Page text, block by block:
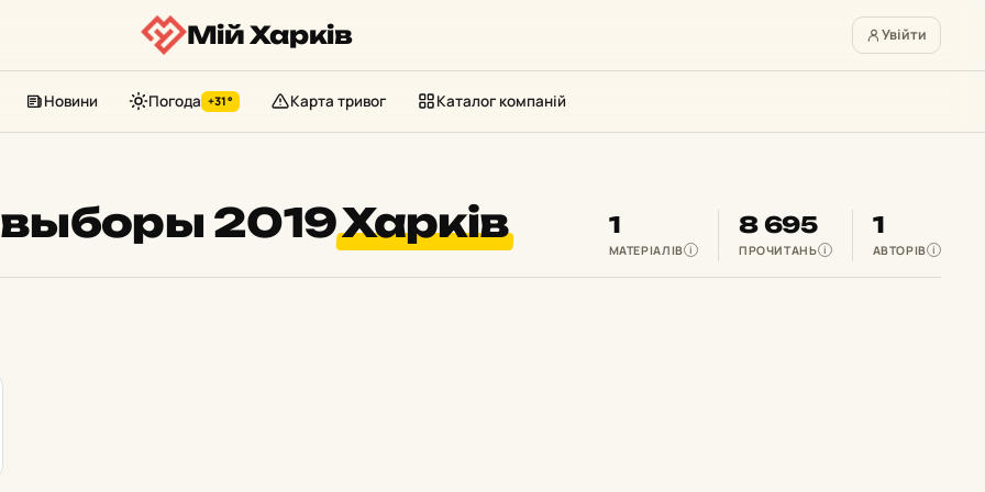
Мій Харків Увійти
Новини Погода +31° Карта тривог Каталог компаній
2019Харків 1
МАТЕРІАЛІВ i
8 695
ПРОЧИТАНЬ i
1
АВТОРІВ i